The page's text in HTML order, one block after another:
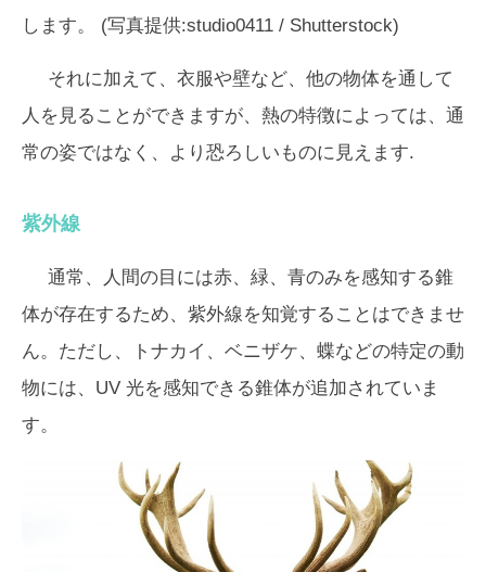
します。 (写真提供:studio0411 / Shutterstock)
それに加えて、衣服や壁など、他の物体を通して
人を見ることができますが、熱の特徴によっては、通
常の姿ではなく、より恐ろしいものに見えます.
紫外線
通常、人間の目には赤、緑、青のみを感知する錐
体が存在するため、紫外線を知覚することはできませ
ん。ただし、トナカイ、ベニザケ、蝶などの特定の動
物には、UV 光を感知できる錐体が追加されていま
す。